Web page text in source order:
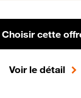
Choisir cette
Voir le détail